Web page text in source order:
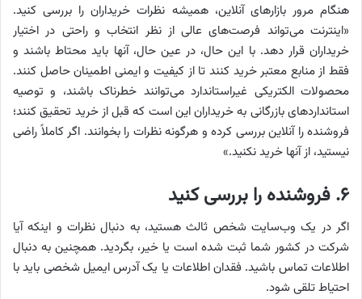
هنگام مرور بازارهای آنلاین، همیشه نظرات خریداران را بررسی کنید.
«اینترنت می‌تواند فرصت‌های عالی از نظر انتخاب و راحتی در اختیار
خریداران قرار دهد. با این حال، در عین حال، آنها باید محتاط باشند و
فقط از منابع معتبر خرید کنند تا از کیفیت و ایمنی اطمینان حاصل کنند.
محصولات الکتریکی غیراستاندارد می‌توانند خطرناک باشند، و توصیه
استانداردهای بازرگانی به خریداران این است که قبل از خرید تحقیق کنند؛
فروشنده را آنلاین بررسی کرده و هرگونه نظرات را بخوانند. اگر کاملاً راضی
نیستید، از آنها خرید نکنید.»
۶. فروشنده را بررسی کنید
اگر در یک وب‌سایت شخص ثالث هستید، به دنبال نظرات و اینکه آیا
شرکت در کشور شما ثبت شده است یا خیر، بگردید. همچنین به دنبال
اطلاعات تماس باشید. فقدان اطلاعات یا یک آدرس ایمیل شخصی باید با
احتیاط تلقی شود.